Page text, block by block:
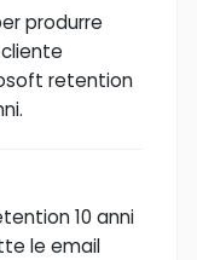
produrre
retention
10 anni
le email